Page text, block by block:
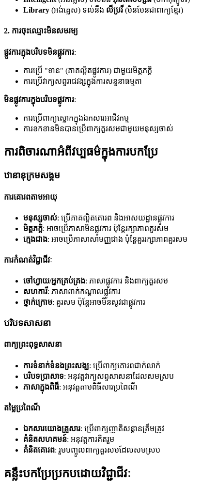
Library (អង់គ្លេស) ទល់នឹង លីប្ររី(មិនមែនជាពាក្យខ្មែរ)
2. ការចុះឈ្មោះមិនសមរម្យ
ផ្លូវការក្នុងបរិបទមិនផ្លូវការ:
ការប្រើ "ទាន" (ភាគល្អិតផ្លូវការ) ជាមួយមិត្តភក្តិ
ការប្រើវាក្យសព្ទរាជវង្សក្នុងការសន្ទនាធម្មតា
មិនផ្លូវការក្នុងបរិបទផ្លូវការ:
ការប្រើពាក្យស្លោកក្នុងឯកសារអាជីវកម្ម
ការខកខានមិនបានប្រើពាក្យគួរសមជាមួយមនុស្សចាស់
ការពិចារណាអំពីវប្បធម៌ក្នុងការបកប្រែ
ឋានានុក្រមសង្គម
ការគោរពតាមអាយុ
មនុស្សចាស់: ប្រើភាគល្អិតគោរព និងអាសយដ្ឋានផ្លូវការ
មិត្តភក្តិ: អាចប្រើភាសាមិនផ្លូវការ ប៉ុន្តែរក្សាភាពគួរសម
ក្មេងជាង: អាចប្រើភាសាសាមញ្ញជាង ប៉ុន្តែគួររក្សាភាពគួរសម
ការកំណត់វិជ្ជាជីវៈ
ចៅហ្វាយ/អ្នកគ្រប់គ្រង: ភាសាផ្លូវការ និងពាក្យគួរសម
សហការី: ភាសាពាក់កណ្តាលផ្លូវការ
ថ្នាក់ក្រោម: គួរសម ប៉ុន្តែអាចមិនសូវជាផ្លូវការ
បរិបទសាសនា
ពាក្យព្រះពុទ្ធសាសនា
ការទំនាក់ទំនងព្រះសង្ឃ: ប្រើពាក្យគោរពជាក់លាក់
បរិបទប្រាសាទ: អនុវត្តវាក្យសព្ទសាសនាដែលសមស្រប
ភាសាក្នុងពិធី: អនុវត្តតាមពិធីសារប្រពៃណី
តម្លៃប្រពៃណី
ឯកសារយោងគ្រួសារ: ប្រើពាក្យញាតិសន្តានត្រឹមត្រូវ
គំនិតសហគមន៍: អនុវត្តការគិតរួម
គំនិតគោរព: រួមបញ្ចូលពាក្យគួរសមដែលសមស្រប
គន្លឹះបកប្រែប្រកបដោយវិជ្ជាជីវៈ